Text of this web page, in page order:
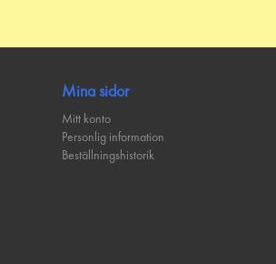
Mina sidor
Mitt konto
Personlig information
Beställningshistorik